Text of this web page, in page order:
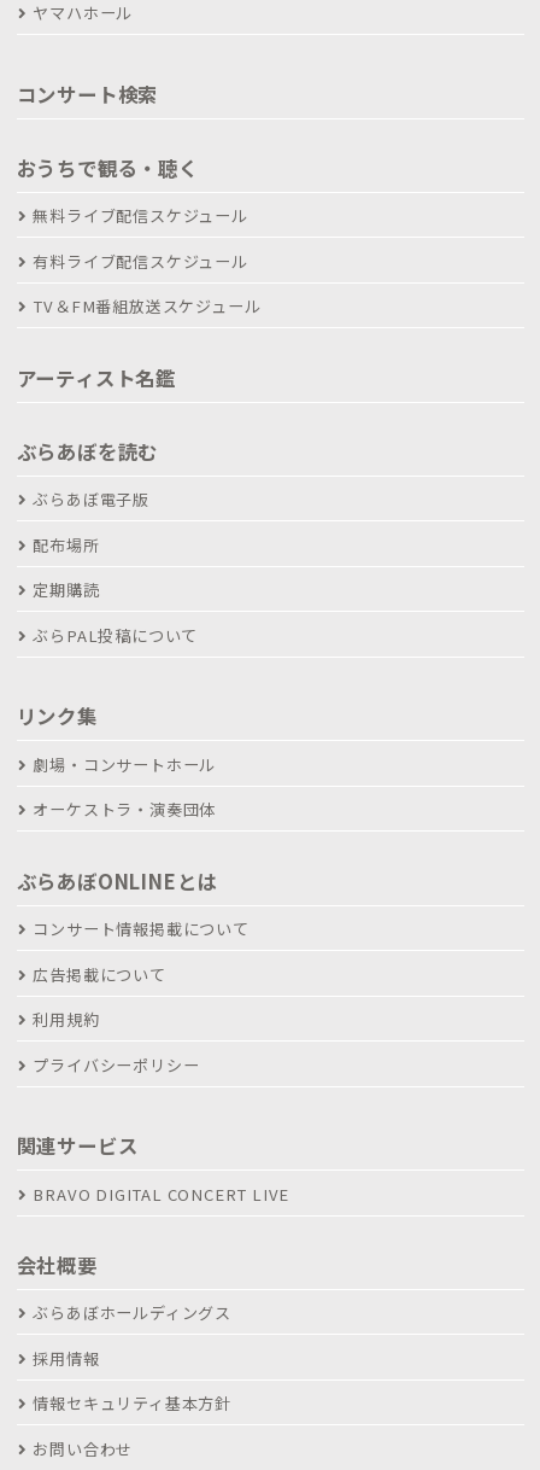
ヤマハホール
コンサート検索
おうちで観る・聴く
無料ライブ配信スケジュール
有料ライブ配信スケジュール
TV＆FM番組放送スケジュール
アーティスト名鑑
ぶらあぼを読む
ぶらあぼ電子版
配布場所
定期購読
ぶらPAL投稿について
リンク集
劇場・コンサートホール
オーケストラ・演奏団体
ぶらあぼONLINEとは
コンサート情報掲載について
広告掲載について
利用規約
プライバシーポリシー
関連サービス
BRAVO DIGITAL CONCERT LIVE
会社概要
ぶらあぼホールディングス
採用情報
情報セキュリティ基本方針
お問い合わせ